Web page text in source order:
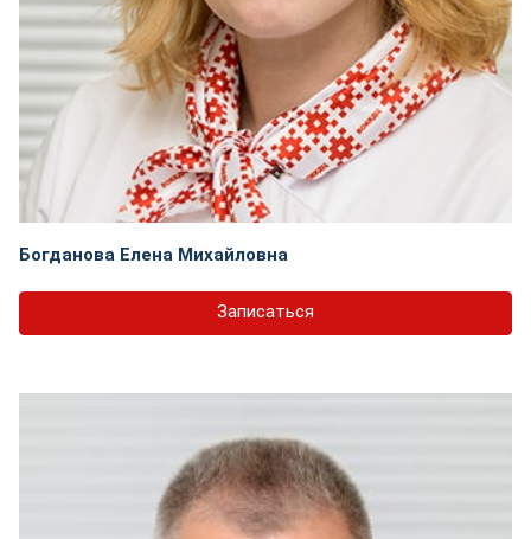
Богданова Елена Михайловна
Записаться